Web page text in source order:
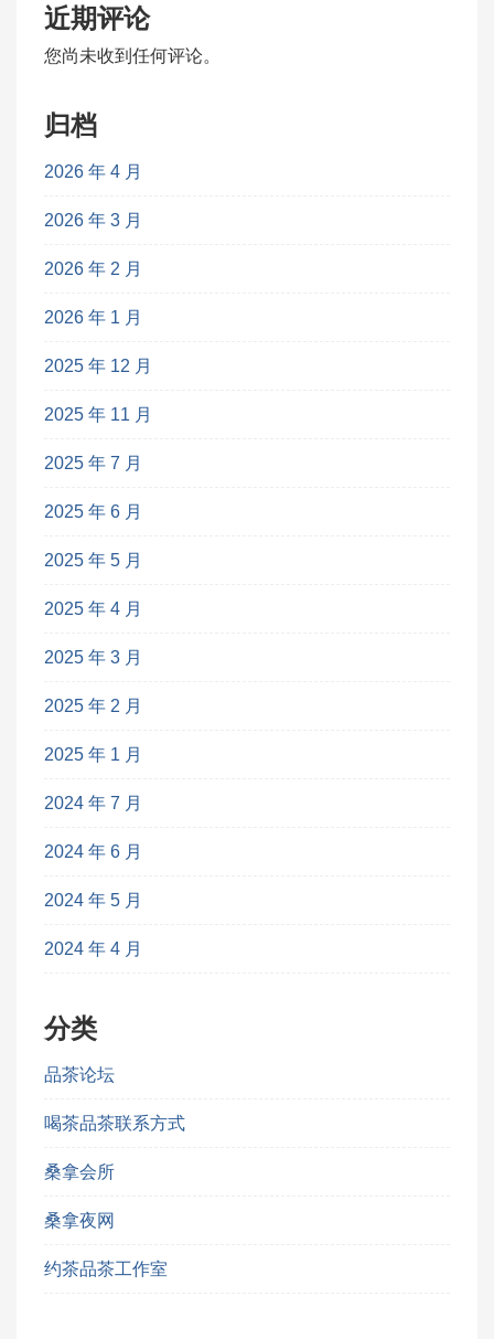
近期评论
您尚未收到任何评论。
归档
2026 年 4 月
2026 年 3 月
2026 年 2 月
2026 年 1 月
2025 年 12 月
2025 年 11 月
2025 年 7 月
2025 年 6 月
2025 年 5 月
2025 年 4 月
2025 年 3 月
2025 年 2 月
2025 年 1 月
2024 年 7 月
2024 年 6 月
2024 年 5 月
2024 年 4 月
分类
品茶论坛
喝茶品茶联系方式
桑拿会所
桑拿夜网
约茶品茶工作室